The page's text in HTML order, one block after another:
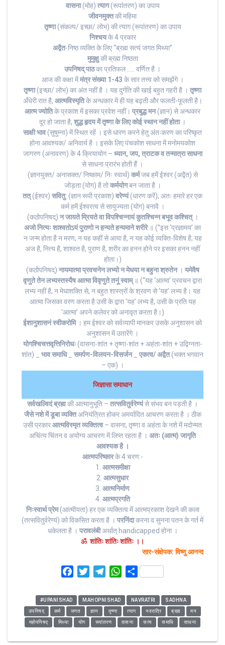
वासना(मोह) त्याग(रूपांतरण) का उपाय
जीवनमुक्तकी महिमा
तृष्णा(संकल्प/ इच्छा/ लोभ) की त्याग (रूपांतरण) का उपाय
निश्चयके 4 प्रकार
अद्वैत-निष्ठ व्यक्ति के लिए “ब्रह्म सत्यं जगत मिथ्या”
मुमुक्षुकी ब्रह्म निष्ठता
उपनिषद् पाठका प्रतिफल ….. वर्णित है ।
आज की कक्षा मेंमंत्र संख्या 1-43 के सार तत्त्व को समझेंगे ।
तृष्णा(इच्छा/ लोभ) का अंत नहीं है । यह दुर्गति की खाई बहुत गहरी है । तृष्णा
अँधेरी रात है, आत्मविस्मृतिके अन्धकार में ही यह बढ़ती और फलती-फूलती है।
आत्म ज्योतिके प्रकाश में इसका प्रवेश नहीं। प्रबुद्ध मन(ज्ञान) से अन्धकार
दूर हो जाता है, शुद्ध हृदय में तृष्णा के लिए कोई स्थान नहीं होता।
साक्षी भाव(सुषुम्ना) में स्थित रहें । इसे धारण करने हेतु अंतःकरण का परिष्कृत
होना आवश्यक/ अनिवार्य है । इसके लिए पंचकोश साधना में मनोमयकोश
जागरण (अनावरण) के 4 क्रियायोग – ध्यान, जप, त्राटक व तन्मात्रा साधना
से साधना प्रारंभ होती हैं ।
(ज्ञानयुक्त/ अनासक्त/ निष्काम/ निः स्वार्थ) कर्मजब हमें ईश्वर (अद्वैत) से
जोड़ता (योग) है तोकर्मयोगबन जाता है ।
तत्(ईश्वर) सवितु: (ज्ञान रूपी प्रकाश) वरेण्यं(धारण करें); अतः हमारे हर एक
कर्म हमें ईश्वरत्व से सायुज्यता (योग) बनावें ।
(कठोपनिषद्) न जायते म्रियते वा विपश्चिन्नायं कुतश्चिन्न बभूव कश्चित्‌।
अजो नित्यः शाश्वतोऽयं पुराणो न हन्यते हन्यमाने शरीरे॥ (”इस ‘प्रज्ञामय’ का
न जन्म होता है न मरण; न यह कहीं से आया है, न यह कोई व्यक्ति-विशेष है; यह
अज है, नित्य है, शाश्वत है, पुराण है, शरीर का हनन होने पर इसका हनन नहीं
होता।)
(कठोपनिषद्) नायमात्मा प्रवचनेन लभ्यो न मेधया न बहुना श्रुतेन। यमेवैष
वृणुते तेन लभ्यस्तस्यैष आत्मा विवृणुते तनूं स्वाम्‌॥ (“यह ‘आत्मा’ प्रवचन द्वारा
लभ्य नहीं है, न मेधाशक्ति से, न बहुत शास्त्रों के श्रवण से ‘यह’ लभ्य है। यह
आत्मा जिसका वरण करता है उसी के द्वारा ‘यह’ लभ्य है, उसी के प्रति यह
‘आत्मा’ अपने कलेवर को अनावृत करता है।)
ईशानुशासनं स्वीकरोमि। हम ईश्वर को सर्वव्यापी मानकर उसके अनुशासन को
अनुशासन में उतारेंगे ।
योगश्चिचत्तवृत्तिनिरोधः(वासना-शांत + तृष्णा-शांत + अहंता-शांत + उद्विग्नता-
शांत) _ भाव समाधि_ समर्पण-विलयन-विसर्जन_ एकत्व/ अद्वैत(भक्त भगवान
– एक) ।
जिज्ञासा समाधान
सर्वखल्विदं ब्रह्मकी आत्मानुभूति – तत्सवितुर्वरेण्यंसे संभव बन पड़ती है ।
जैसे नशे में डूबा व्यक्तिअनियंत्रित होकर अमर्यादित आचरण करता है । ठीक
उसी प्रकारआत्मविस्मृत व्यक्तित्व– वासना, तृष्णा व अहंता के नशे में मदोन्मत
अचिंत्य चिंतन व अयोग्य आचरण में लिप्त रहता है । अतः (आत्म) जागृति
आवश्यक है ।
आत्मपरिष्कारके 4 चरण:-
1. आत्मसमीक्षा
2. आत्मसुधार
3. आत्मनिर्माण
4. आत्मप्रगति
निःस्वार्थ प्रेम(आत्मीयता) हर एक व्यक्तित्व में आत्मप्रकाश देखने की कला
(तत्सवितुर्वरेण्यं) को विकसित करता है । परनिंदाकरना व सुनना पतन के गर्त में
धकेलता है । परावलंबीअर्थात् handicapped होना ।
ॐ शांतिः शांतिः शांतिः ।।
सार-संक्षेपक: विष्णु आनन्द
c
e
b
i
t
t
l
e
g
W
a
t
s
S
a
r
e
#UPANISHAD MAHOPNISHAD NAVRATRI
SADHNA
उपनिषद्
कर्म जगत ज्ञान तृष्णा त्याग नवरात्रि ब्रह्म
मन
महोपनिषद्
मिथ्या योग रूपांतरण वासना सत्य समाधि साधना